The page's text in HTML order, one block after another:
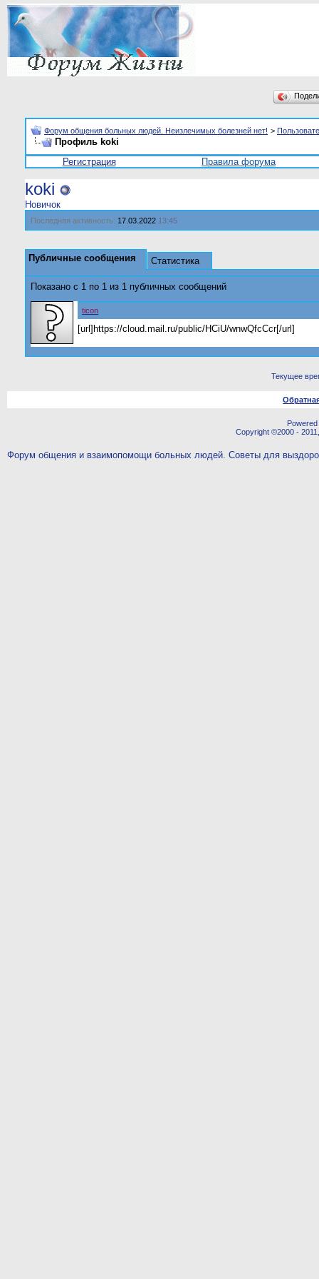
Форум общения больных людей. Неизлечимых болезней нет! >
Профиль koki
Регистрация
Правила форума
koki
Новичок
Последняя активность: 17.03.2022 13:45
Публичные сообщения Статистика
Показано с 1 по 1 из 1 публичных сообщений
ticon
[url]https://cloud.mail.ru/public/HCiU/wnwQfcCcr[/url]
Текущее
Copyright ©2000 -
Форум общения и взаимопомощи больных людей. Советы для